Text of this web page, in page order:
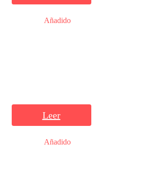
Añadido
Leer
Añadido